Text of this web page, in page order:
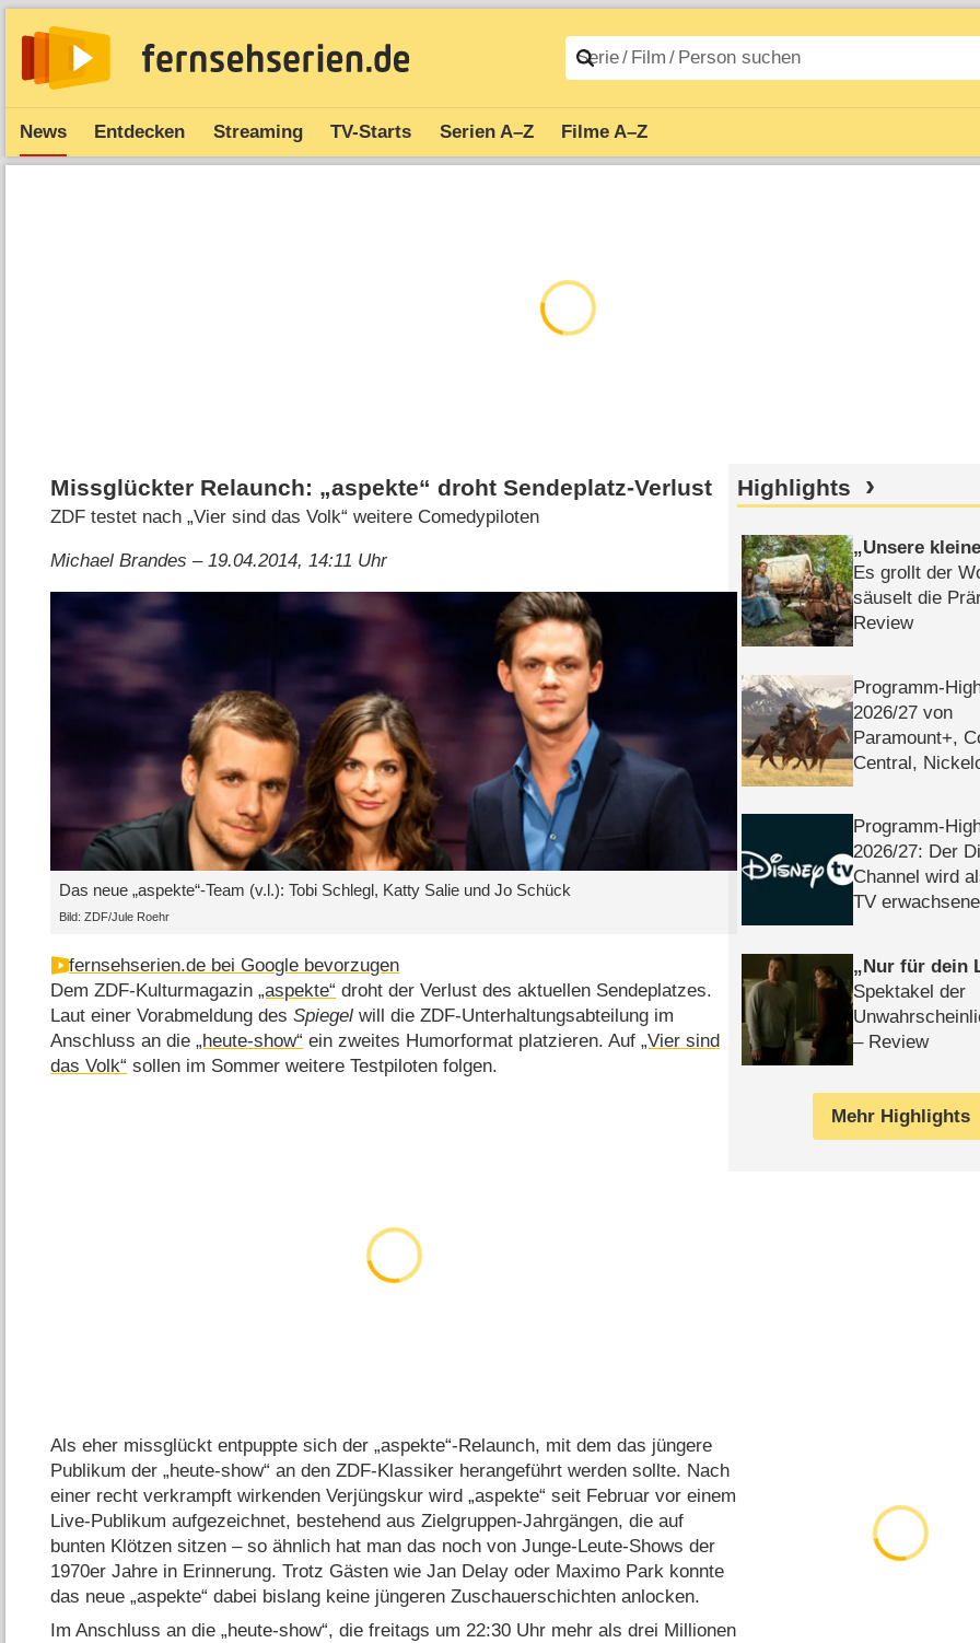
News Entdecken Streaming TV-Starts Serien A–Z Filme A–Z
Missglückter Relaunch: „aspekte“ droht Sendeplatz-Verlust
ZDF testet nach „Vier sind das Volk“ weitere Comedypiloten
Michael Brandes – 19.04.2014, 14:11 Uhr
Das neue „aspekte“-Team (v.l.): Tobi Schlegl, Katty Salie und Jo Schück
Bild: ZDF/Jule Roehr
fernsehserien.de bei Google bevorzugen
Dem ZDF-Kulturmagazin„aspekte“ droht der Verlust des aktuellen Sendeplatzes.
Laut einer Vorabmeldung desSpiegel will die ZDF-Unterhaltungsabteilung im
Anschluss an die„heute-show“ ein zweites Humorformat platzieren. Auf„Vier sind
das Volk“ sollen im Sommer weitere Testpiloten folgen.
Als eher missglückt entpuppte sich der „aspekte“-Relaunch, mit dem das jüngere
Publikum der „heute-show“ an den ZDF-Klassiker herangeführt werden sollte. Nach
einer recht verkrampft wirkenden Verjüngskur wird „aspekte“ seit Februar vor einem
Live-Publikum aufgezeichnet, bestehend aus Zielgruppen-Jahrgängen, die auf
bunten Klötzen sitzen – so ähnlich hat man das noch von Junge-Leute-Shows der
1970er Jahre in Erinnerung. Trotz Gästen wie Jan Delay oder Maximo Park konnte
das neue „aspekte“ dabei bislang keine jüngeren Zuschauerschichten anlocken.
Im Anschluss an die „heute-show“, die freitags um 22:30 Uhr mehr als drei Millionen
Highlights
Unsere
Es grollt der
säuselt die
Review
Programm-
2026/​27 von
Paramount+,
Central,
Programm-
2026/​27: Der
Channel wird
TV
Nur für dein
Spektakel der
– Review
Mehr Highlights